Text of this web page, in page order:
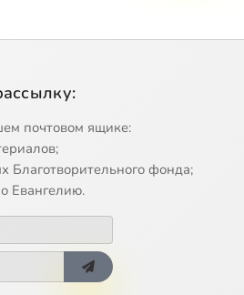
почтовом ящике:
Благотворительного фонда;
Евангелию.